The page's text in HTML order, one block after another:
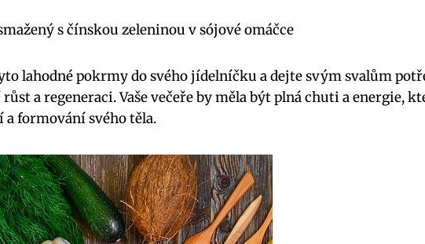
s čínskou zeleninou v sójové omáčce
lahodné pokrmy do svého jídelníčku a dejte svým svalům
a regeneraci. Vaše večeře by měla být plná chuti a energie,
a formování svého těla.